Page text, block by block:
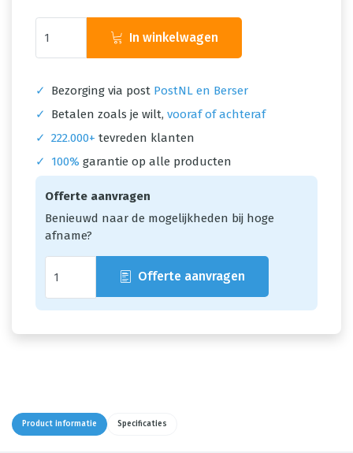
In winkelwagen
✓ Bezorging via post PostNL en Berser
✓
Betalen zoals je wilt, vooraf of achteraf
✓ 222.000+ tevreden klanten
✓
100% garantie op alle producten
Offerte aanvragen
Benieuwd naar de mogelijkheden bij hoge
afname?
Offerte aanvragen
Product informatie Specificaties